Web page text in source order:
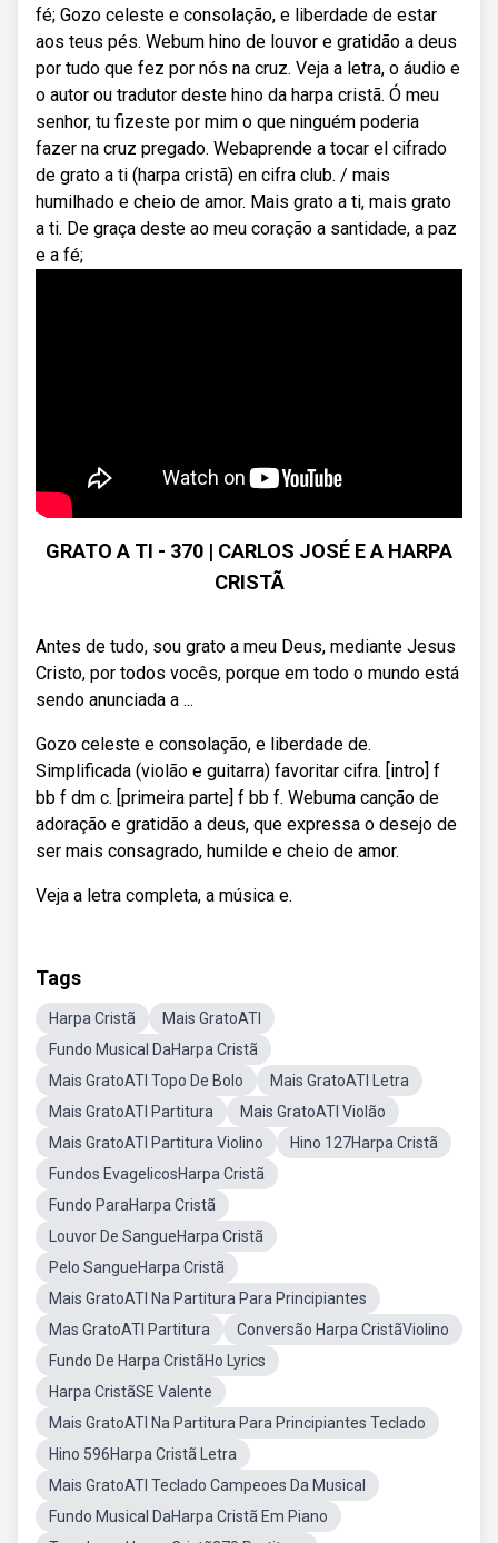
fé; Gozo celeste e consolação, e liberdade de estar
aos teus pés. Webum hino de louvor e gratidão a deus
por tudo que fez por nós na cruz. Veja a letra, o áudio e
o autor ou tradutor deste hino da harpa cristã. Ó meu
senhor, tu fizeste por mim o que ninguém poderia
fazer na cruz pregado. Webaprende a tocar el cifrado
de grato a ti (harpa cristã) en cifra club. / mais
humilhado e cheio de amor. Mais grato a ti, mais grato
a ti. De graça deste ao meu coração a santidade, a paz
e a fé;
GRATO A TI - 370 | CARLOS JOSÉ E A HARPA
CRISTÃ
Antes de tudo, sou grato a meu Deus, mediante Jesus
Cristo, por todos vocês, porque em todo o mundo está
sendo anunciada a ...
Gozo celeste e consolação, e liberdade de.
Simplificada (violão e guitarra) favoritar cifra. [intro] f
bb f dm c. [primeira parte] f bb f. Webuma canção de
adoração e gratidão a deus, que expressa o desejo de
ser mais consagrado, humilde e cheio de amor.
Veja a letra completa, a música e.
Tags
Harpa Cristã
Mais GratoATI
Fundo Musical DaHarpa Cristã
Mais GratoATI Topo De Bolo
Mais GratoATI Letra
Mais GratoATI Partitura
Mais GratoATI Violão
Mais GratoATI Partitura Violino
Hino 127Harpa Cristã
Fundos EvagelicosHarpa Cristã
Fundo ParaHarpa Cristã
Louvor De SangueHarpa Cristã
Pelo SangueHarpa Cristã
Mais GratoATI Na Partitura Para Principiantes
Mas GratoATI Partitura
Conversão Harpa CristãViolino
Fundo De Harpa CristãHo Lyrics
Harpa CristãSE Valente
Mais GratoATI Na Partitura Para Principiantes Teclado
Hino 596Harpa Cristã Letra
Mais GratoATI Teclado Campeoes Da Musical
Fundo Musical DaHarpa Cristã Em Piano